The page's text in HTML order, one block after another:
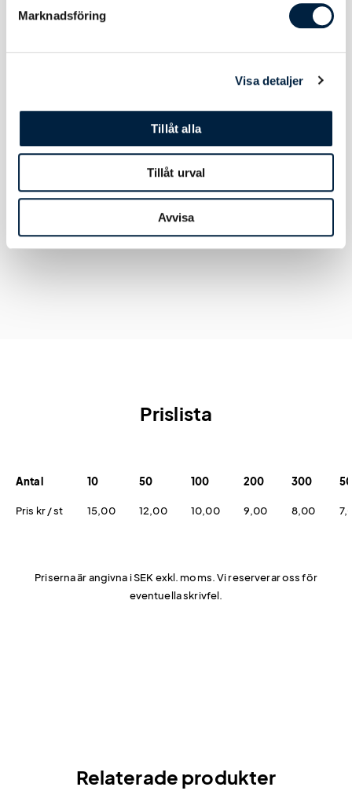
Marknadsföring
Visa detaljer
Tillåt alla
Tillåt urval
Avvisa
Vikt 20 gram
Prislista
Antal 10 50 100 200 300
Pris kr / st 15,00 12,00 10,00 9,00 8,00
Priserna är angivna i SEK exkl. moms. Vi reserverar oss för
eventuella skrivfel.
Relaterade produkter